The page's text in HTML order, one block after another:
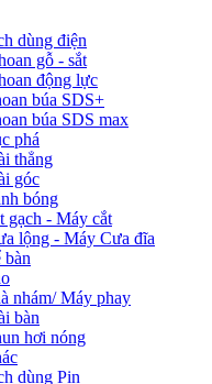
dùng điện
gỗ - sắt
động lực
búa SDS+
búa SDS max
phá
thẳng
góc
bóng
gạch - Máy cắt
lộng - Máy Cưa đĩa
bàn
nhám/ Máy phay
bàn
hơi nóng
dùng Pin